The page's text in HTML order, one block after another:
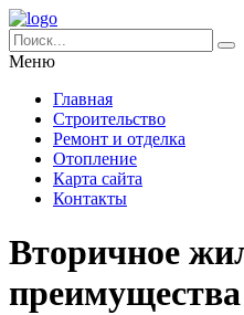
Меню
Главная
Строительство
Ремонт и отделка
Отопление
Карта сайта
Контакты
Вторичное
преимущества